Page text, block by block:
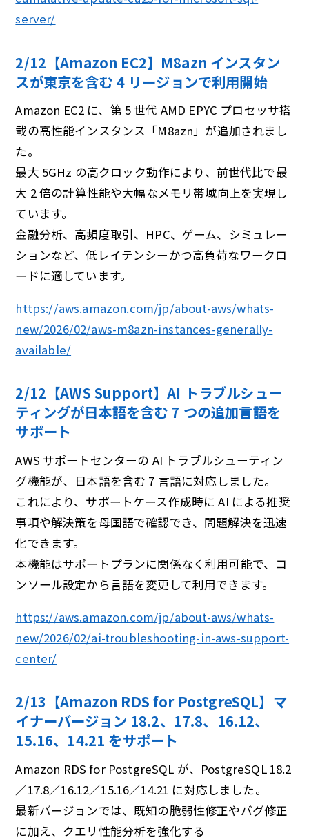
server/
2/12【Amazon EC2】M8azn インスタン
スが東京を含む 4 リージョンで利⽤開始
Amazon EC2 に、第 5 世代 AMD EPYC プロセッサ搭
載の高性能インスタンス「M8azn」が追加されまし
た。
最大 5GHz の高クロック動作により、前世代比で最
大 2 倍の計算性能や大幅なメモリ帯域向上を実現し
ています。
金融分析、高頻度取引、HPC、ゲーム、シミュレー
ションなど、低レイテンシーかつ高負荷なワークロ
ードに適しています。
https://aws.amazon.com/jp/about-aws/whats-
new/2026/02/aws-m8azn-instances-generally-
available/
2/12【AWS Support】AI トラブルシュー
ティングが⽇本語を含む 7 つの追加⾔語を
サポート
AWS サポートセンターの AI トラブルシューティン
グ機能が、日本語を含む 7 言語に対応しました。
これにより、サポートケース作成時に AI による推奨
事項や解決策を母国語で確認でき、問題解決を迅速
化できます。
本機能はサポートプランに関係なく利用可能で、コ
ンソール設定から言語を変更して利用できます。
https://aws.amazon.com/jp/about-aws/whats-
new/2026/02/ai-troubleshooting-in-aws-support-
center/
2/13【Amazon RDS for PostgreSQL】マ
イナーバージョン 18.2、17.8、16.12、
15.16、14.21 をサポート
Amazon RDS for PostgreSQL が、PostgreSQL 18.2
／17.8／16.12／15.16／14.21 に対応しました。
最新バージョンでは、既知の脆弱性修正やバグ修正
に加え、クエリ性能分析を強化する